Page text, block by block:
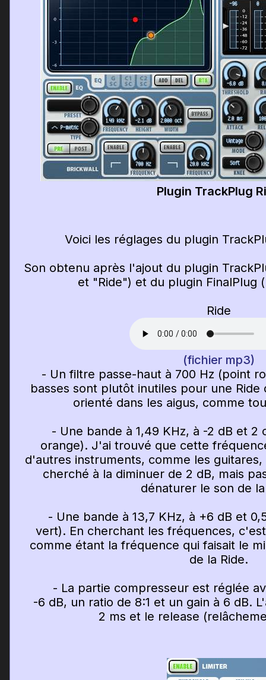
Plugin TrackPlug
Voici les réglages du plugin
Son obtenu après l'ajout du plugin
et "Ride") et du plugin FinalPlug
Ride
(fichier mp3)
- Un filtre passe-haut à 700 Hz (point
basses sont plutôt inutiles pour une
orienté dans les aigus, comme
- Une bande à 1,49 KHz, à -2 dB et 2
orange). J'ai trouvé que cette
d'autres instruments, comme les
cherché à la diminuer de 2 dB, mais
dénaturer le son de
- Une bande à 13,7 KHz, à +6 dB et
vert). En cherchant les fréquences,
comme étant la fréquence qui faisait le
de la Ride.
- La partie compresseur est réglée
-6 dB, un ratio de 8:1 et un gain à 6 dB.
2 ms et le release